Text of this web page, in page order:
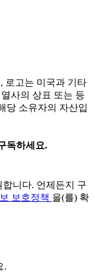
로고는 미국과 기타
사의 상표 또는 등
당 소유자의 자산입
독하세요.
합니다. 언제든지 구
보호정책 을(를) 확
.